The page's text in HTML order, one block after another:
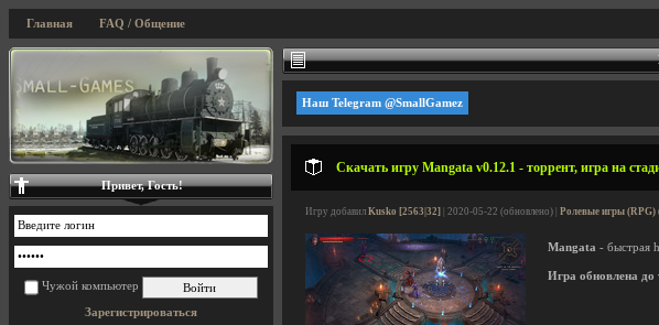
Главная FAQ / Общение
Наш Telegram @SmallGamez
Скачать игру Mangata v0.12.1 - торрент, игра на
Игру добавил Kusko [2563|32] | 2020-05-22 (обновлено) | Ролевые игры (RPG)
Mangata - быстрая
Игра обновлена до
Привет, Гость!
Чужой компьютер
Зарегистрироваться